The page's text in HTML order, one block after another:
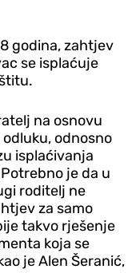
godina, zahtjev
se isplaćuje
na osnovu
odnosno
isplaćivanja
je da u
roditelj ne
za samo
takvo rješenje
koja se
je Alen Šeranić,